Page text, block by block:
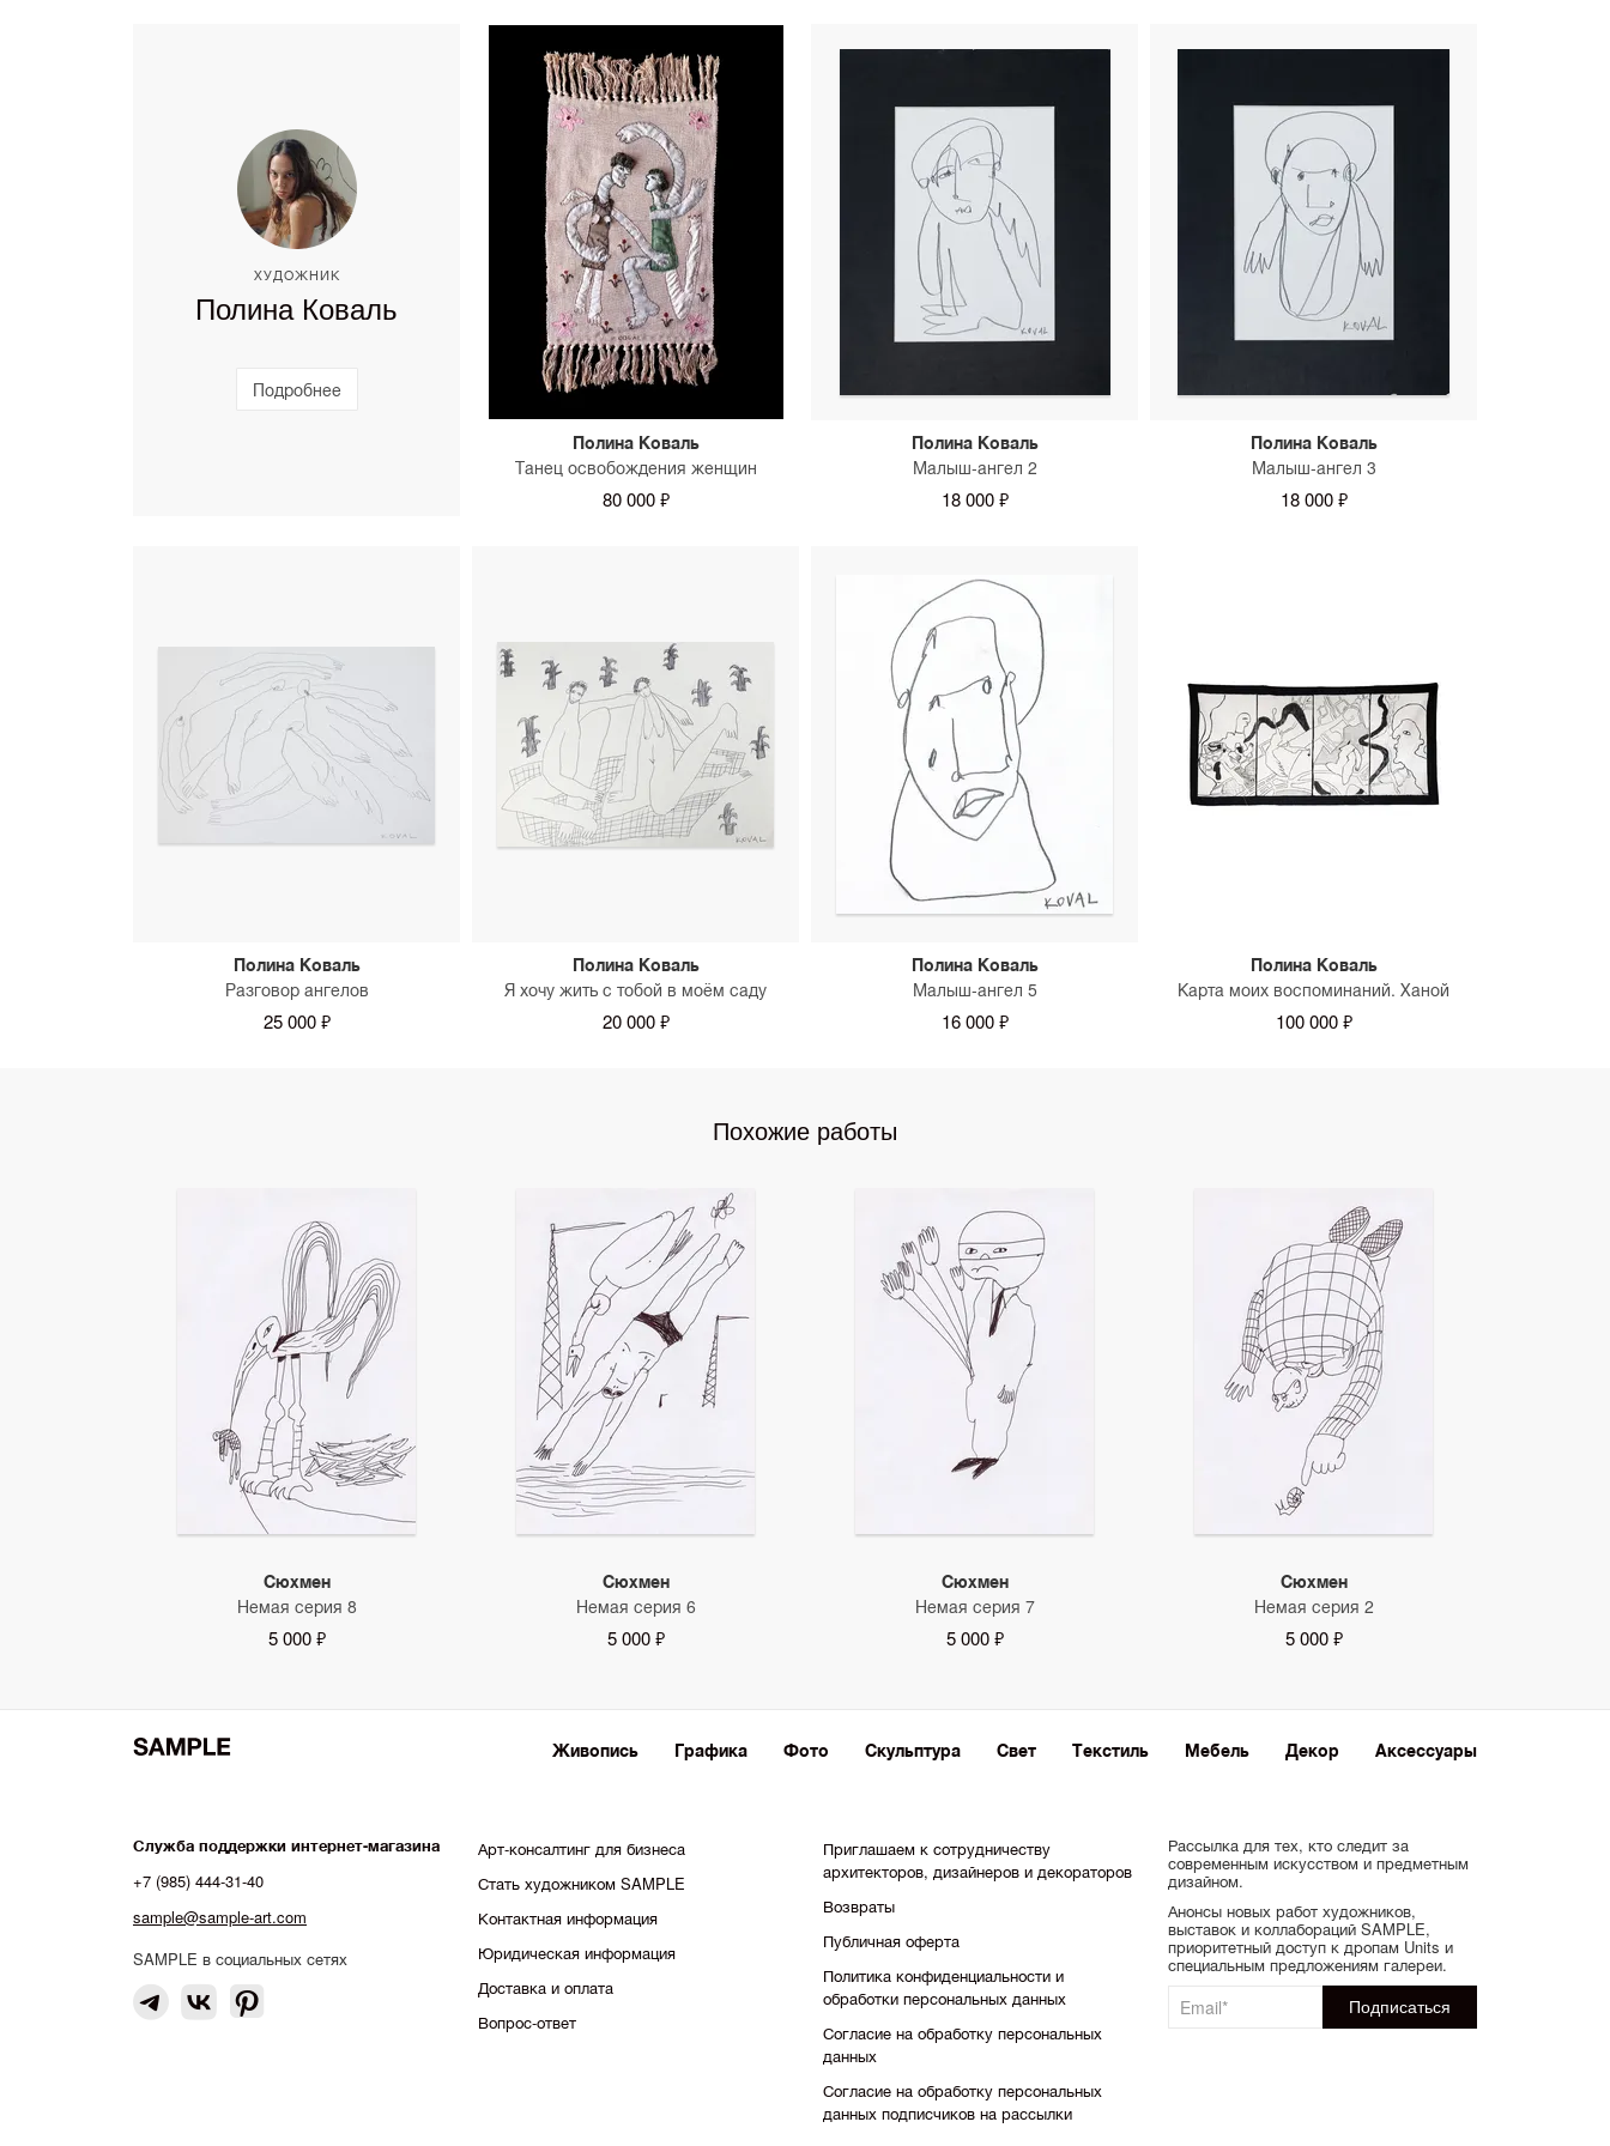
ХУДОЖНИК
Полина Коваль
Подробнее
Полина Коваль
Танец освобождения женщин
80 000 ₽
Полина Коваль
Малыш-ангел 2
18 000 ₽
Полина Коваль
Малыш-ангел 3
18 000 ₽
Полина Коваль
Разговор ангелов
25 000 ₽
Полина Коваль
Я хочу жить с тобой в моём саду
20 000 ₽
Полина Коваль
Малыш-ангел 5
16 000 ₽
Полина Коваль
Карта моих воспоминаний. Ханой
100 000 ₽
Похожие работы
Сюхмен
Немая серия 8
5 000 ₽
Сюхмен
Немая серия 6
5 000 ₽
Сюхмен
Немая серия 7
5 000 ₽
Сюхмен
Немая серия 2
5 000 ₽
Живопись Графика Фото Скульптура Свет Текстиль Мебель Декор Аксессуары
Служба поддержки интернет-магазина
+7 (985) 444-31-40
sample@sample-art.com
SAMPLE в социальных сетях
Арт-консалтинг для бизнеса
Стать художником SAMPLE
Контактная информация
Юридическая информация
Доставка и оплата
Вопрос-ответ
Приглашаем к сотрудничеству
архитекторов, дизайнеров и декораторов
Возвраты
Публичная оферта
Политика конфиденциальности и
обработки персональных данных
Согласие на обработку персональных
данных
Согласие на обработку персональных
данных подписчиков на рассылки
Рассылка для тех, кто следит за
современным искусством и предметным
дизайном.
Анонсы новых работ художников,
выставок и коллабораций SAMPLE,
приоритетный доступ к дропам Units и
специальным предложениям галереи.